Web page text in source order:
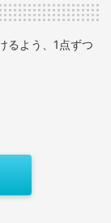
るよう、1点ずつ